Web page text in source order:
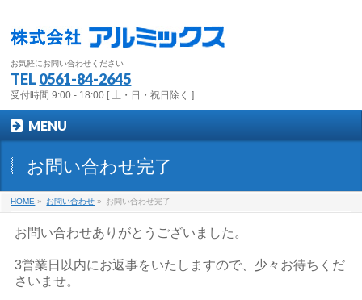
お気軽にお問い合わせください
TEL 0561-84-2645
受付時間 9:00 - 18:00 [ 土・日・祝日除く ]
MENU
お問い合わせ完了
HOME » お問い合わせ » お問い合わせ完了
お問い合わせありがとうございました。
3営業日以内にお返事をいたしますので、少々お待ちくだ
さいませ。